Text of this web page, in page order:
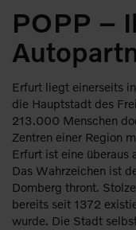
POPP –
Erfurt liegt einerseits
die Hauptstadt des
213.000 Menschen
Zentren einer Region
Erfurt ist eine überaus
Das Wahrzeichen ist
Domberg thront.
bereits seit 1372
wurde. Die Stadt